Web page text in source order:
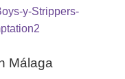
Málaga